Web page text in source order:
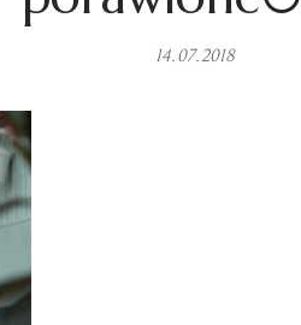
14.07.2018